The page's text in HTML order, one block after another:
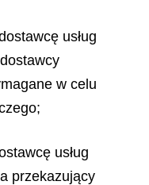
usług
w celu
usług
przekazujący